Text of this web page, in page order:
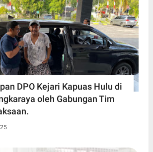
DPO Kejari Kapuas Hulu di
oleh Gabungan Tim